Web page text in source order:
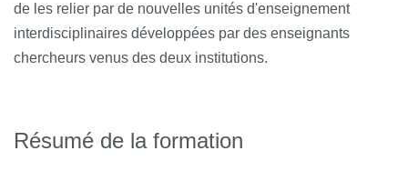
de les relier par de nouvelles unités d'enseignement
interdisciplinaires développées par des enseignants
chercheurs venus des deux institutions.
Résumé de la formation